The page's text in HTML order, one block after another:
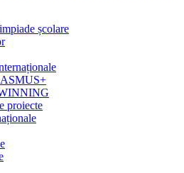
școlare
proiecte